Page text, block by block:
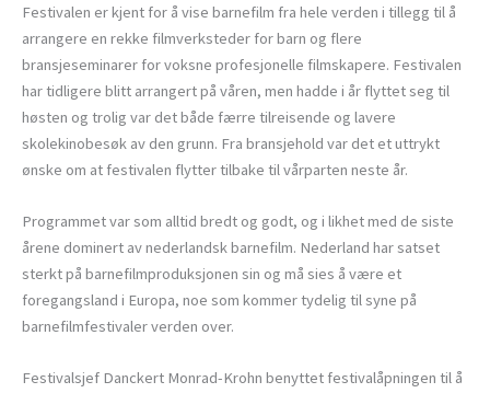
Festivalen er kjent for å vise barnefilm fra hele verden i tillegg til å
arrangere en rekke filmverksteder for barn og flere
bransjeseminarer for voksne profesjonelle filmskapere. Festivalen
har tidligere blitt arrangert på våren, men hadde i år flyttet seg til
høsten og trolig var det både færre tilreisende og lavere
skolekinobesøk av den grunn. Fra bransjehold var det et uttrykt
ønske om at festivalen flytter tilbake til vårparten neste år.
Programmet var som alltid bredt og godt, og i likhet med de siste
årene dominert av nederlandsk barnefilm. Nederland har satset
sterkt på barnefilmproduksjonen sin og må sies å være et
foregangsland i Europa, noe som kommer tydelig til syne på
barnefilmfestivaler verden over.
Festivalsjef Danckert Monrad-Krohn benyttet festivalåpningen til å